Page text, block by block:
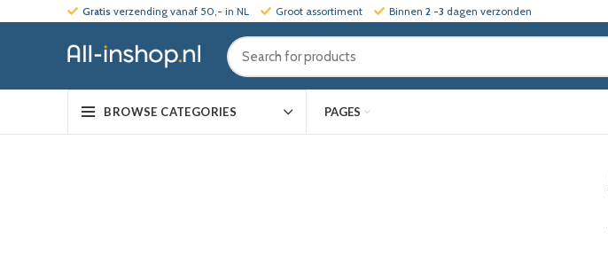
Gratis verzending vanaf 50,- in NL Groot assortiment Binnen 2 -3 dagen verzonden
BROWSE CATEGORIES PAGES